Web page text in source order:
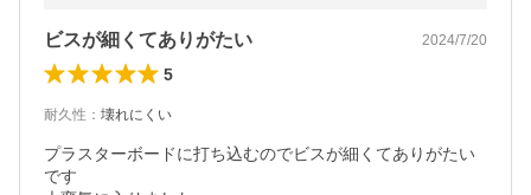
ビスが細くてありがたい 2024/7/20
5
耐久性 ： 壊れにくい
プラスターボードに打ち込むのでビスが細くてありがたい
です